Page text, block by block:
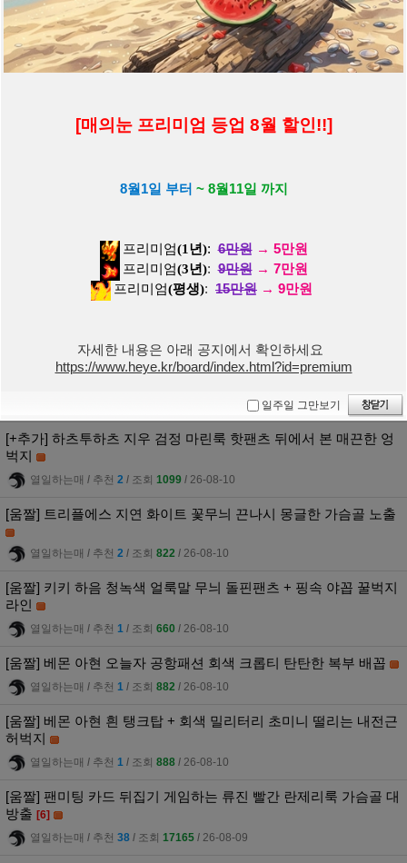
[움짤] 고양이 장갑 끼고 보핍보핍 추는 있지 유나 잘록한 복부 배
꼽
연예가중매l추천 6 l조회1504 l26-08-10
연예가중매l추천 5 l조회1495 l 26-08-10
4 l 조회1436 l26-08-10
추천4 l조회2545 l26-08-10
[움짤] 베몬 아사 복부가 다 보이는 화이트 그물의상 + 가터벨트 내
열일하는매l추천3 조회912 l26-08-10
[+추가] 하츠투하츠 지우 검정 마린룩 핫팬츠 뒤에서 본 매끈한 엉
벅지
열일하는매 l 추천 2 l 조회 1099 l 26-08-10
[움짤] 트리플에스 지연 화이트 꽃무늬 끈나시 몽글한 가슴골 노출
열일하는매 l 추천 2 l 조회 822 l 26-08-10
[움짤] 키키 하음 청녹색 얼룩말 무늬 돌핀팬츠 + 핑속 야꼽 꿀벅지
라인
열일하는매 l 추천 1 l 조회 660 l 26-08-10
[움짤] 베몬 아현 오늘자 공항패션 회색 크롭티 탄탄한 복부 배꼽
열일하는매 l 추천 1 l 조회 882 l 26-08-10
[움짤] 베몬 아현 흰 탱크탑 + 회색 밀리터리 초미니 떨리는 내전근
허벅지
열일하는매 l 추천 1 l 조회 888 l 26-08-10
[움짤] 팬미팅 카드 뒤집기 게임하는 류진 빨간 란제리룩 가슴골 대
방출 [6]
열일하는매 l 추천 38 l 조회 17165 l 26-08-09
[매의눈 프리미엄 등업 8월 할인!!]
8월1일 부터 ~ 8월11일 까지
프리미엄(1년):6만원 → 5만원
프리미엄(3년):9만원 → 7만원
프리미엄(평생): 15만원 → 9만원
자세한 내용은 아래 공지에서 확인하세요
https://www.heye.kr/board/index.html?id=premium
일주일 그만보기